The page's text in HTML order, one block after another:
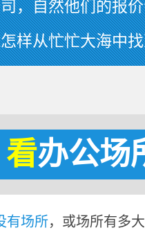
，自然他们的报
样从忙忙大海中
看办公场
有场所，或场所有多